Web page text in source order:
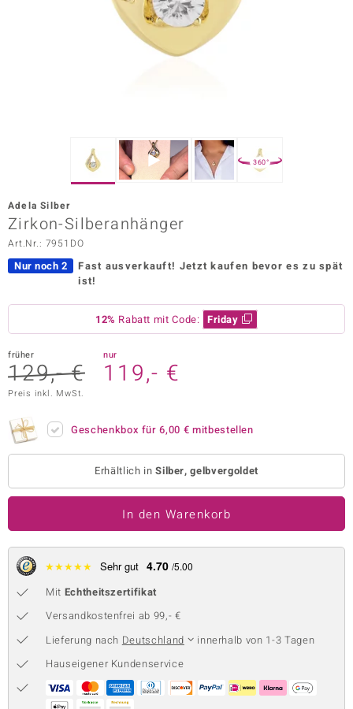
Vogue
Paraíso
BY DE MELO
Collection
360°
Adela Silber
Zirkon-Silberanhänger
Art.Nr.: 7951DO
Nur noch 2 Fast ausverkauft! Jetzt kaufen bevor es zu spät
ist!
12% Rabatt mit Code: Friday
früher
129,- €
nur
119,- €
Preis inkl. MwSt.
Geschenkbox für6,00 € mitbestellen
Erhältlich inSilber, gelbvergoldet
In den Warenkorb
★★★★★ Sehr gut 4.70 /5.00
Mit Echtheitszertifikat
Versandkostenfrei ab 99,- €
Lieferung nach Deutschland
innerhalb von 1-3 Tagen
Hauseigener Kundenservice